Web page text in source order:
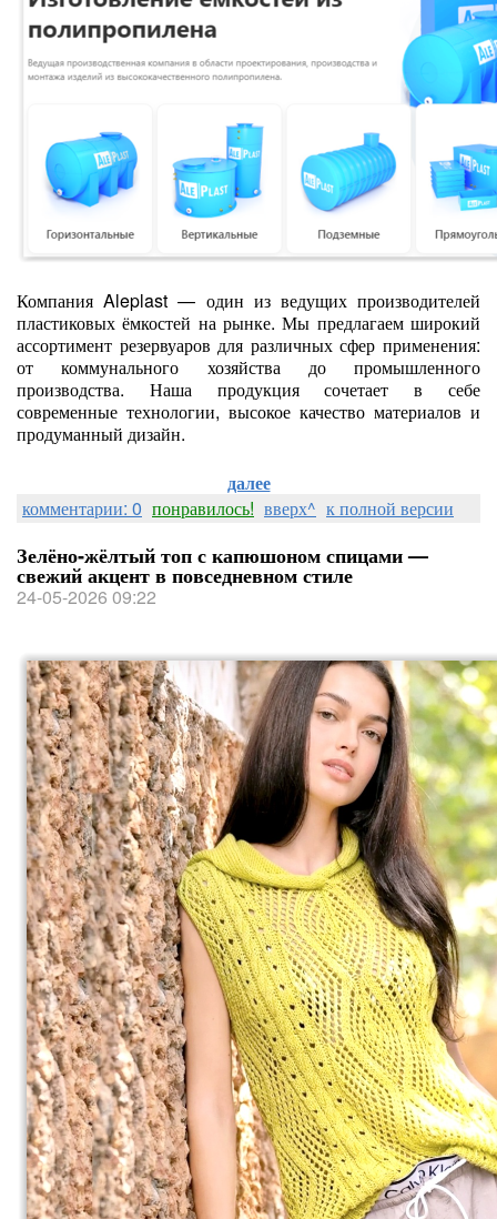
Компания Aleplast — один из ведущих производителей
пластиковых ёмкостей на рынке. Мы предлагаем широкий
ассортимент резервуаров для различных сфер применения:
от коммунального хозяйства до промышленного
производства. Наша продукция сочетает в себе
современные технологии, высокое качество материалов и
продуманный дизайн.
далее
комментарии: 0 понравилось! вверх^ к полной версии
Зелёно‑жёлтый топ с капюшоном спицами —
свежий акцент в повседневном стиле
24-05-2026 09:22